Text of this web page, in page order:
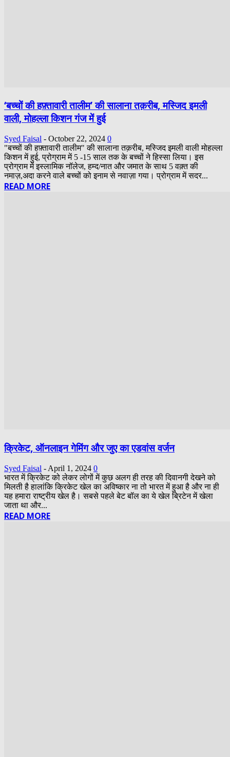
‘बच्चों की हफ़्तावारी तालीम’ की सालाना तक़रीब, मस्जिद इमली
वाली, मोहल्ला किशन गंज में हुई
Syed Faisal - October 22, 2024 0
"बच्चों की हफ़्तावारी तालीम" की सालाना तक़रीब, मस्जिद इमली वाली मोहल्ला
किशन में हुई, प्रोग्राम में 5 -15 साल तक के बच्चों ने हिस्सा लिया। इस
प्रोग्राम में इस्लामिक नॉलेज, हम्द/नात और जमात के साथ 5 वक़्त की
नमाज़,अदा करने वाले बच्चों को इनाम से नवाज़ा गया। प्रोग्राम में सदर...
READ MORE
क्रिकेट, ऑनलाइन गेमिंग और जुए का एडवांस वर्जन
Syed Faisal - April 1, 2024 0
भारत में क्रिकेट को लेकर लोगों में कुछ अलग ही तरह की दिवानगी देखने को
मिलती है हालांकि क्रिकेट खेल का अविष्कार ना तो भारत में हुआ है और ना ही
यह हमारा राष्ट्रीय खेल है। सबसे पहले बेट बॉल का ये खेल ब्रिटेन में खेला
जाता था और...
READ MORE